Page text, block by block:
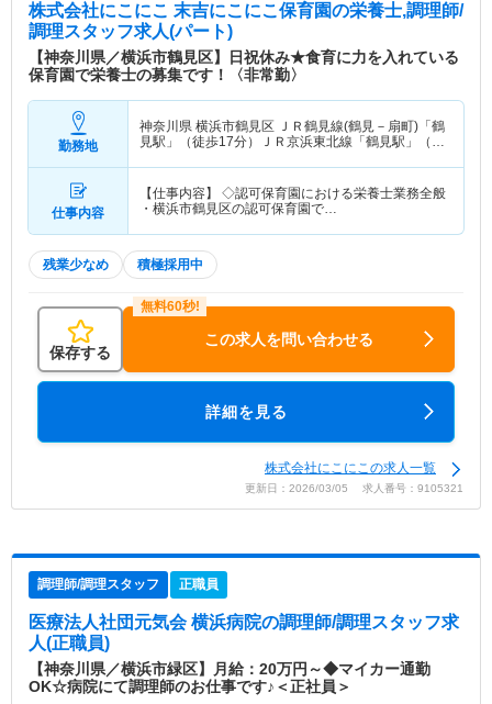
株式会社にこにこ 末吉にこにこ保育園の栄養士,調理師/
調理スタッフ求人(パート)
【神奈川県／横浜市鶴見区】日祝休み★食育に力を入れている
保育園で栄養士の募集です！〈非常勤〉
勤務地
神奈川県 横浜市鶴見区 ＪＲ鶴見線(鶴見－扇町)「鶴
見駅」（徒歩17分）ＪＲ京浜東北線「鶴見駅」（徒
仕事内容
【仕事内容】 ◇認可保育園における栄養士業務全般
・横浜市鶴見区の認可保育園で…
残業少なめ 積極採用中
保存する
この求人を問い合わせる
詳細を見る
株式会社にこにこの求人一覧
更新日：2026/03/05 求人番号：9105321
調理師/調理スタッフ 正職員
医療法人社団元気会 横浜病院の調理師/調理スタッフ求
人(正職員)
【神奈川県／横浜市緑区】月給：20万円～◆マイカー通勤
OK☆病院にて調理師のお仕事です♪＜正社員＞